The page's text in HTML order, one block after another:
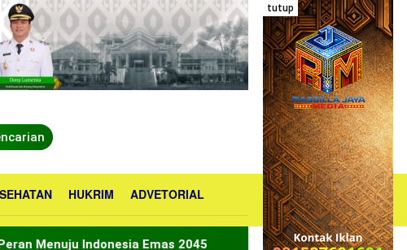
tutup
HUKRIM ADVETORIAL
Emas 2045 Bupati Boltara Lepas Kontingen Jamnas XII